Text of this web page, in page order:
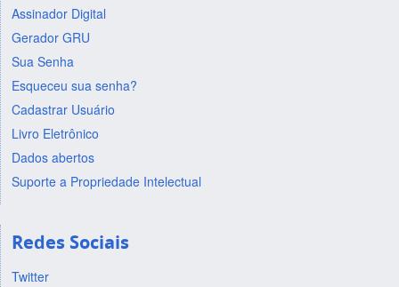
Assinador Digital
Gerador GRU
Sua Senha
Esqueceu sua senha?
Cadastrar Usuário
Livro Eletrônico
Dados abertos
Suporte a Propriedade Intelectual
Redes Sociais
Twitter